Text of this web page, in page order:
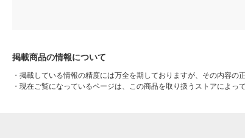
掲載商品の情報について
・ 掲載している情報の精度には万全を期しておりますが、その内容の
・ 現在ご覧になっているページは、この商品を取り扱うストアによっ